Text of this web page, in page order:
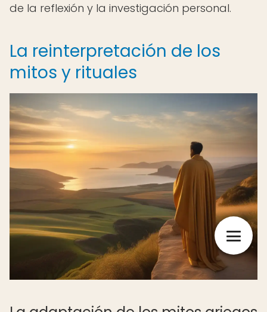
de la reflexión y la investigación personal.
La reinterpretación de los
mitos y rituales